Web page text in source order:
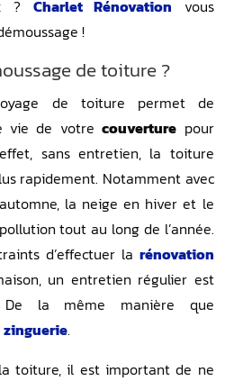
? Charlet Rénovation vous
!
de toiture ?
de toiture permet de
vie de votrecouverture pour
sans entretien, la toiture
rapidement. Notamment avec
la neige en hiver et le
tout au long de l’année.
d’effectuer la rénovation
un entretien régulier est
De la même manière que
zinguerie.
toiture, il est important de ne